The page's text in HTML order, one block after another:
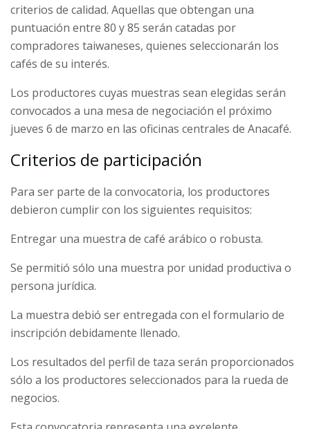
criterios de calidad. Aquellas que obtengan una
puntuación entre 80 y 85 serán catadas por
compradores taiwaneses, quienes seleccionarán los
cafés de su interés.
Los productores cuyas muestras sean elegidas serán
convocados a una mesa de negociación el próximo
jueves 6 de marzo en las oficinas centrales de Anacafé.
Criterios de participación
Para ser parte de la convocatoria, los productores
debieron cumplir con los siguientes requisitos:
Entregar una muestra de café arábico o robusta.
Se permitió sólo una muestra por unidad productiva o
persona jurídica.
La muestra debió ser entregada con el formulario de
inscripción debidamente llenado.
Los resultados del perfil de taza serán proporcionados
sólo a los productores seleccionados para la rueda de
negocios.